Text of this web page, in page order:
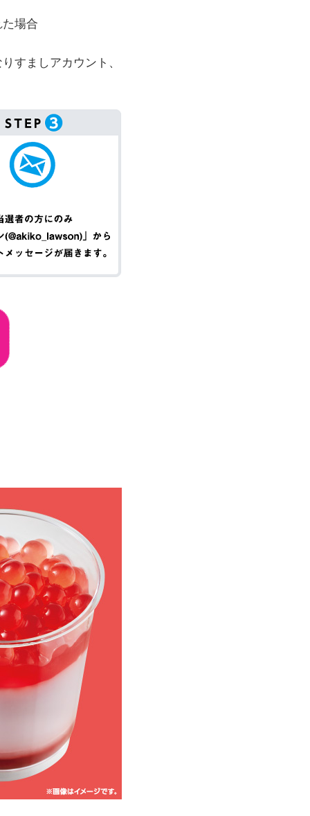
場合
すましアカウント、